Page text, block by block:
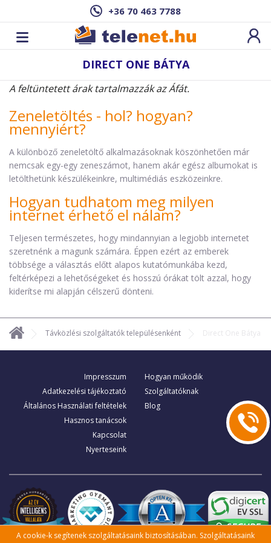
+36 70 463 7788
DIRECT ONE BÁTYA
A feltüntetett árak tartalmazzák az Áfát.
Zeneletöltés - hol? hogyan?
mennyiért?
A különböző zeneletöltő alkalmazásoknak köszönhetően már
nemcsak egy-egy zeneszámot, hanem akár egész albumokat is
letölthetünk készülékeinkre, multimédiás eszközeinkre.
Hogyan tudhatom meg milyen
internet érhető el nálam?
Teljesen természetes, hogy mindannyian a legjobb internetet
szeretnénk a magunk számára. Éppen ezért az emberek
többsége a választás előtt alapos kutatómunkába kezd,
feltérképezi a lehetőségeket és hosszú órákat tölt azzal, hogy
kiderítse mi alapján célszerű dönteni.
Távközlési szolgáltatók településenként Direct One Bátya
Impresszum
Adatkezelési tájékoztató
Általános Használati feltételek
Hasznos tanácsok
Kapcsolat
Nyerteseink
Hogyan működik
Szolgáltatóknak
Blog
A cookie-k segítenek szolgáltatásaink biztosításában. Szolgáltatásaink